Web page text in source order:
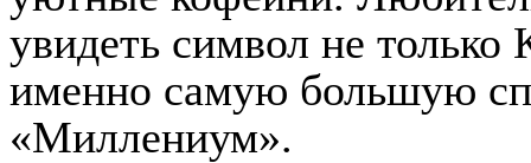
увидеть символ не
именно самую большую
«Миллениум».